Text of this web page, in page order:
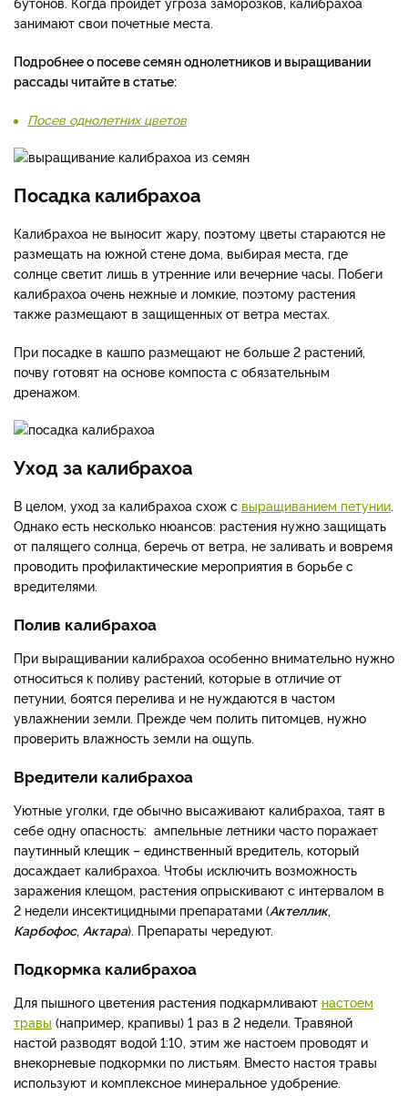
занимают свои почетные места.
Подробнее о посеве семян однолетников и выращивании
рассады читайте в статье:
Посев однолетних цветов
Посадка калибрахоа
Калибрахоа не выносит жару, поэтому цветы стараются не
размещать на южной стене дома, выбирая места, где
солнце светит лишь в утренние или вечерние часы. Побеги
калибрахоа очень нежные и ломкие, поэтому растения
также размещают в защищенных от ветра местах.
При посадке в кашпо размещают не больше 2 растений,
почву готовят на основе компоста с обязательным
дренажом.
Уход за калибрахоа
В целом, уход за калибрахоа схож с выращиванием петунии
Однако есть несколько нюансов: растения нужно защищать
от палящего солнца, беречь от ветра, не заливать и вовремя
проводить профилактические мероприятия в борьбе с
вредителями.
Полив калибрахоа
При выращивании калибрахоа особенно внимательно нужно
относиться к поливу растений, которые в отличие от
петунии, боятся перелива и не нуждаются в частом
увлажнении земли. Прежде чем полить питомцев, нужно
проверить влажность земли на ощупь.
Вредители калибрахоа
Уютные уголки, где обычно высаживают калибрахоа, таят в
себе одну опасность: ампельные летники часто поражает
паутинный клещик – единственный вредитель, который
досаждает калибрахоа. Чтобы исключить возможность
заражения клещом, растения опрыскивают с интервалом в
2 недели инсектицидными препаратами (Актеллик,
Карбофос, Актара). Препараты чередуют.
Подкормка калибрахоа
Для пышного цветения растения подкармливают настоем
травы (например, крапивы) 1 раз в 2 недели. Травяной
настой разводят водой 1:10, этим же настоем проводят и
внекорневые подкормки по листьям. Вместо настоя травы
используют и комплексное минеральное удобрение.